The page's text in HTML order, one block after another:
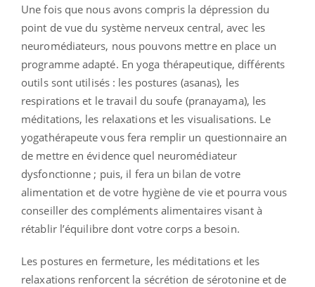
Une fois que nous avons compris la dépression du
point de vue du système nerveux central, avec les
neuromédiateurs, nous pouvons mettre en place un
programme adapté. En yoga thérapeutique, différents
outils sont utilisés : les postures (asanas), les
respirations et le travail du soufe (pranayama), les
méditations, les relaxations et les visualisations. Le
yogathérapeute vous fera remplir un questionnaire an
de mettre en évidence quel neuromédiateur
dysfonctionne ; puis, il fera un bilan de votre
alimentation et de votre hygiène de vie et pourra vous
conseiller des compléments alimentaires visant à
rétablir l’équilibre dont votre corps a besoin.
Les postures en fermeture, les méditations et les
relaxations renforcent la sécrétion de sérotonine et de